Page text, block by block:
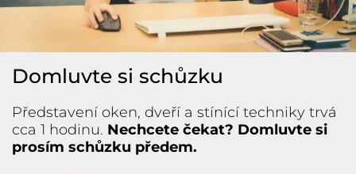
Domluvte si schůzku
Představení oken, dveří a stínící techniky trvá
cca 1 hodinu. Nechcete čekat? Domluvte si
prosím schůzku předem.